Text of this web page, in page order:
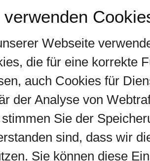
Webseite
die für eine korrekte
auch Cookies für
der Analyse von
stimmen Sie der
sind, dass wir
Sie können diese